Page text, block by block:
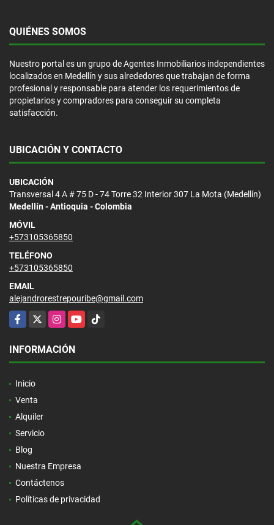
QUIÉNES SOMOS
Nuestro portal es un grupo de Agentes Inmobiliarios independientes
localizados en Medellín y sus alrededores que trabajan de forma
profesional y responsable para atender los requerimientos de
propietarios y compradores para conseguir su completa
satisfacción.
UBICACIÓN Y CONTACTO
UBICACIÓN
Transversal 4 A # 75 D - 74 Torre 32 Interior 307 La Mota (Medellín)
Medellín - Antioquia - Colombia
MÓVIL
+573105365850
TELÉFONO
+573105365850
EMAIL
alejandrorestrepouribe@gmail.com
Facebook
X InstagramYouTubeTikTok
INFORMACIÓN
Inicio
Venta
Alquiler
Servicio
Blog
Nuestra Empresa
Contáctenos
Políticas de privacidad